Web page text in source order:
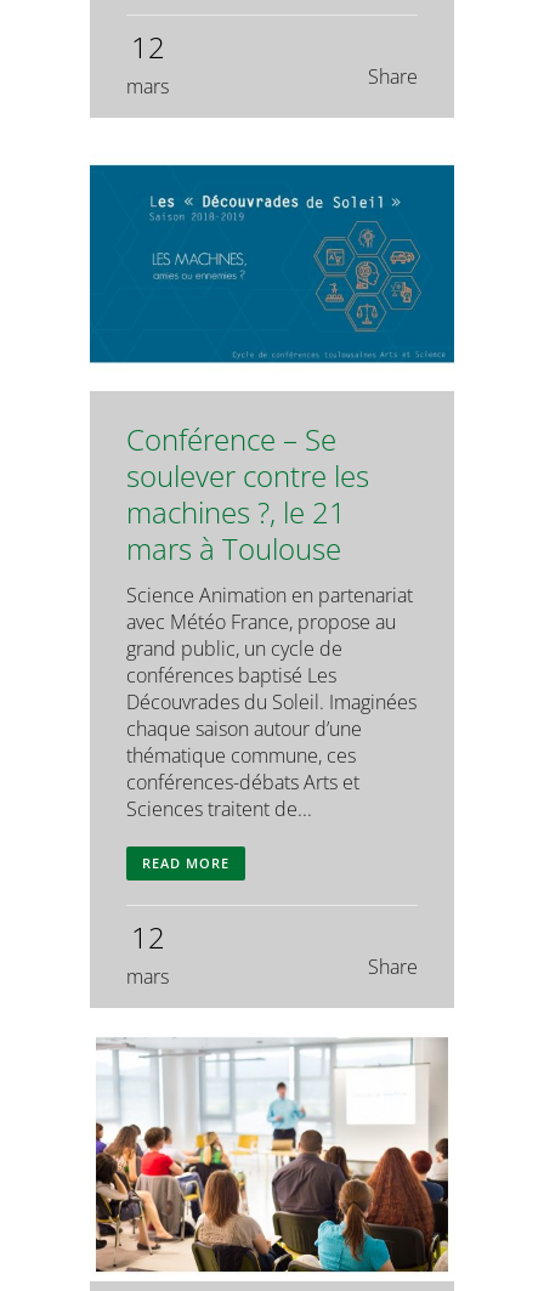
12
mars Share
Conférence – Se
soulever contre les
machines ?, le 21
mars à Toulouse
Science Animation en partenariat
avec Météo France, propose au
grand public, un cycle de
conférences baptisé Les
Découvrades du Soleil. Imaginées
chaque saison autour d’une
thématique commune, ces
conférences-débats Arts et
Sciences traitent de...
READ MORE
12
mars Share